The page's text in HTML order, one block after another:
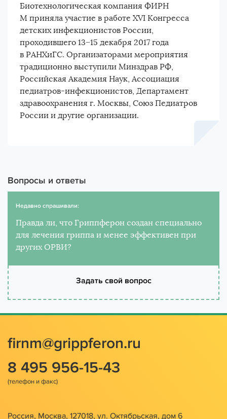
Биотехнологическая компания ФИРН
М приняла участие в работе XVI Конгресса
детских инфекционистов России,
проходившего 13−15 декабря 2017 года
в РАНХиГС. Организаторами мероприятия
традиционно выступили Минздрав РФ,
Российская Академия Наук, Ассоциация
педиатров-инфекционистов, Департамент
здравоохранения г. Москвы, Союз Педиатров
России и другие организации.
Вопросы и ответы
Недавно спрашивали:
Правда ли, что Гриппферон создан специально
для лечения гриппа и менее эффективен при
других ОРВИ?
Задать свой вопрос
firnm@grippferon.ru
8 495 956-15-43
Россия, Москва, 127018, ул. Октябрьская, дом 6